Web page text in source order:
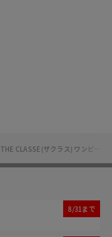
THE CLASSE(ザクラス) ワンピース
8/31まで